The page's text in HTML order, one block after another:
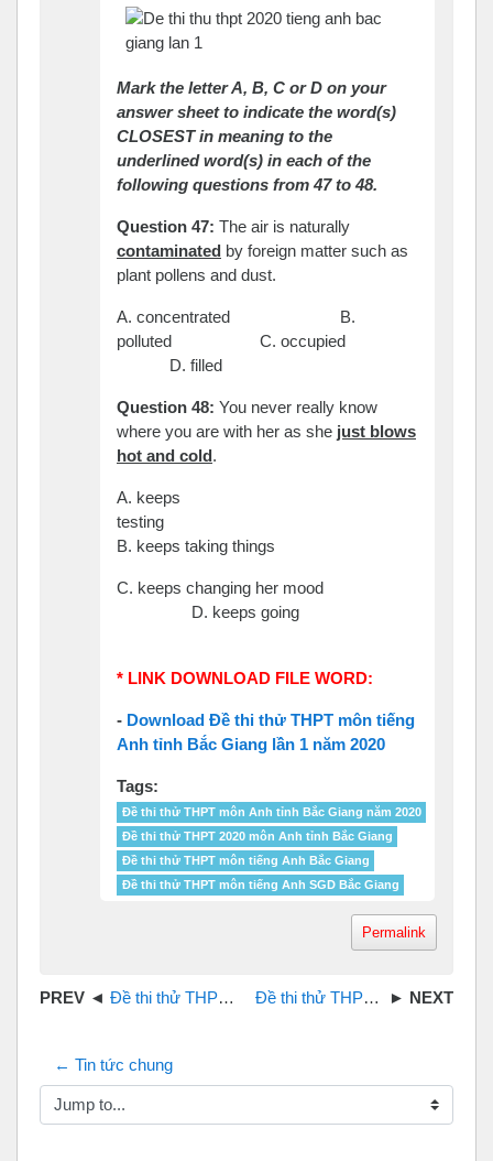
Mark the letter A, B, C or D on your
answer sheet to indicate the word(s)
CLOSEST in meaning to the
underlined word(s) in each of the
following questions from 47 to 48.
Question 47: The air is naturally
contaminated by foreign matter such as
plant pollens and dust.
A. concentrated B.
polluted C. occupied
D. filled
Question 48: You never really know
where you are with her as she just blows
hot and cold.
A. keeps
testing
B. keeps taking things
C. keeps changing her mood
D. keeps going
* LINK DOWNLOAD FILE WORD:
- Download Đề thi thử THPT môn tiếng
Anh tỉnh Bắc Giang lần 1 năm 2020
Tags:
Đề thi thử THPT môn Anh tỉnh Bắc Giang năm 2020
Đề thi thử THPT 2020 môn Anh tỉnh Bắc Giang
Đề thi thử THPT môn tiếng Anh Bắc Giang
Đề thi thử THPT môn tiếng Anh SGD Bắc Giang
Permalink
Đề thi thử THPT 2019 môn Tiếng Anh tỉnh Long An Đề thi thử THPT 2020 môn Anh SGD tỉnh Hưng Yên file word
← Tin tức chung
Jump to...